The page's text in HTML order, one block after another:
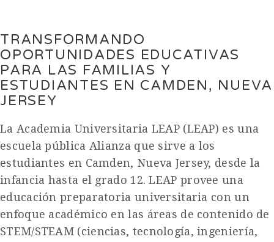
TRANSFORMANDO
OPORTUNIDADES EDUCATIVAS
PARA LAS FAMILIAS Y
ESTUDIANTES EN CAMDEN, NUEVA
JERSEY
La Academia Universitaria LEAP (LEAP) es una
escuela pública Alianza que sirve a los
estudiantes en Camden, Nueva Jersey, desde la
infancia hasta el grado 12. LEAP provee una
educación preparatoria universitaria con un
enfoque académico en las áreas de contenido de
STEM/STEAM (ciencias, tecnología, ingeniería,